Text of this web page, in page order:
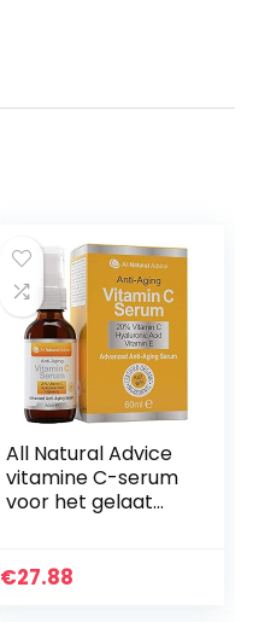
All Natural Advice
vitamine C-serum
voor het gelaat
Gezichtsserum –
€27.88